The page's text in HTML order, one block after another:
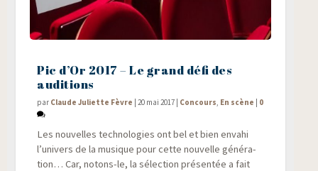
Pic d’Or 2017 – Le grand défi des
auditions
par Claude Juliette Fèvre |20 mai 2017 | Concours En scène | 0
Les nou­velles tech­no­lo­gies ont bel et bien enva­hi
l’univers de la musique pour cette nou­velle géné­ra­
tion… Car, notons-le, la sélec­tion pré­sen­tée a fait